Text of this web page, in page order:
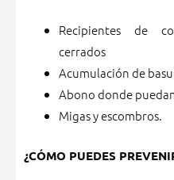
Recipientes de
cerrados
Acumulación de
Abono donde
Migas y escombros.
¿CÓMO PUEDES